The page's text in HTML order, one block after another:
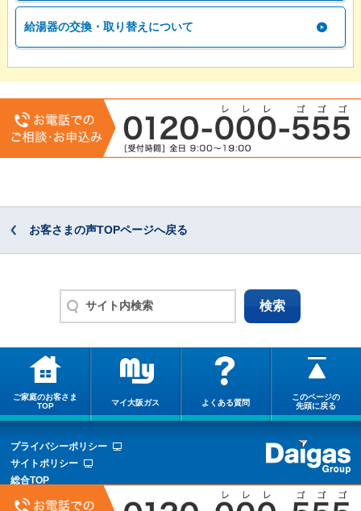
給湯器の交換・取り替えについて
お客さまの声TOPページへ戻る
ご家庭のお客さま
TOP
マイ大阪ガス よくある質問
このページの
先頭に戻る
プライバシーポリシー
サイトポリシー
総合TOP
サイトマップ